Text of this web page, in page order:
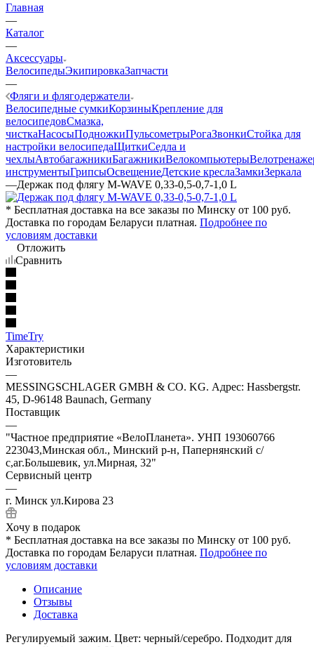
Главная
—
Каталог
—
Аксессуары
ВелосипедыЭкипировкаЗапчасти
—
Фляги и флягодержатели
Велосипедные сумкиКорзиныКрепление для
велосипедовСмазка,
чисткаНасосыПодножкиПульсометрыРогаЗвонкиСтойка для
настройки велосипедаЩиткиСедла и
чехлыАвтобагажникиБагажникиВелокомпьютеры
инструментыГрипсыОсвещениеДетские креслаЗамкиЗеркала
—Держак под флягу M-WAVE 0,33-0,5-0,7-1,0 L
* Бесплатная доставка на все заказы по Минску от 100 руб.
Доставка по городам Беларуси платная. Подробнее по
условиям доставки
Отложить
Сравнить
TimeTry
Характеристики
Изготовитель
—
MESSINGSCHLAGER GMBH & CO. KG. Адрес: Hassbergstr.
45, D-96148 Baunach, Germany
Поставщик
—
"Частное предприятие «ВелоПланета». УНП 193060766
223043,Минская обл., Минский р-н, Папернянский с/
с,аг.Большевик, ул.Мирная, 32"
Сервисный центр
—
г. Минск ул.Кирова 23
Хочу в подарок
* Бесплатная доставка на все заказы по Минску от 100 руб.
Доставка по городам Беларуси платная. Подробнее по
условиям доставки
Описание
Отзывы
Доставка
Регулируемый зажим. Цвет: черный/серебро. Подходит для